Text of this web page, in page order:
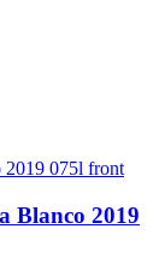
Blanco 2019